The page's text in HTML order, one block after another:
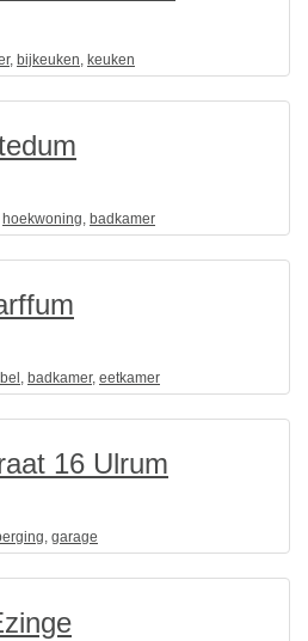
, bijkeuken, keuken
hoekwoning, badkamer
, badkamer, eetkamer
16 Ulrum
, garage